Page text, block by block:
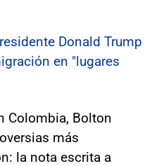
Donald Trump
en "lugares
Colombia, Bolton
más
la nota escrita a